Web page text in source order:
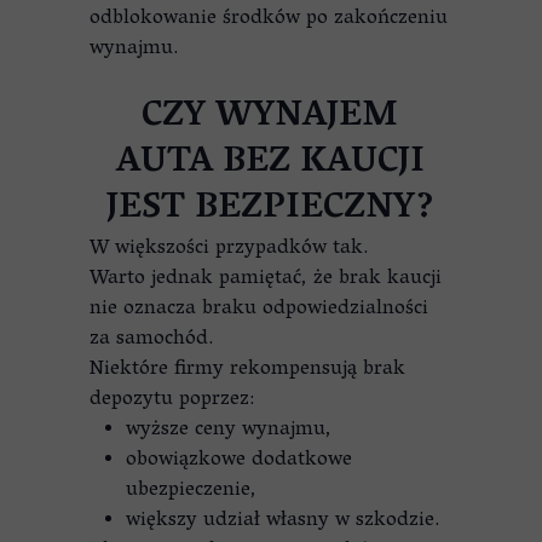
odblokowanie środków po zakończeniu
wynajmu.
CZY WYNAJEM
AUTA BEZ KAUCJI
JEST BEZPIECZNY?
W większości przypadków tak.
Warto jednak pamiętać, że brak kaucji
nie oznacza braku odpowiedzialności
za samochód.
Niektóre firmy rekompensują brak
depozytu poprzez:
wyższe ceny wynajmu,
obowiązkowe dodatkowe
ubezpieczenie,
większy udział własny w szkodzie.